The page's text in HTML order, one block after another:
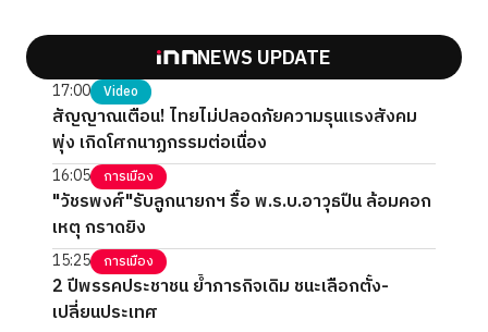
NEWS UPDATE
17:00 Video
สัญญาณเตือน! ไทยไม่ปลอดภัยความรุนแรงสังคม
พุ่ง เกิดโศกนาฏกรรมต่อเนื่อง
16:05 การเมือง
"วัชรพงศ์"รับลูกนายกฯ รื้อ พ.ร.บ.อาวุธปืน ล้อมคอก
เหตุ กราดยิง
15:25 การเมือง
2 ปีพรรคประชาชน ย้ำภารกิจเดิม ชนะเลือกตั้ง-
เปลี่ยนประเทศ